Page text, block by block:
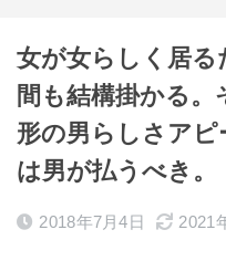
女が女らしく居
間も結構掛かる
形の男らしさア
は男が払うべき。
2018年7月4日 2021